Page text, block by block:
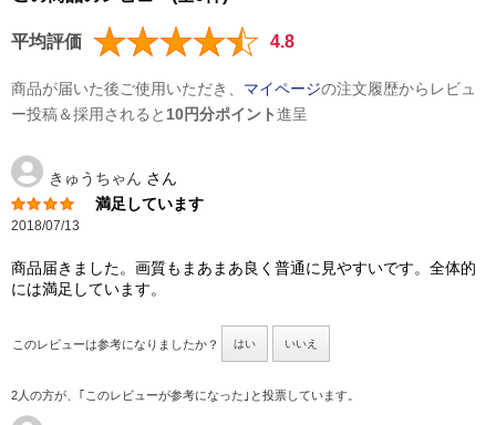
平均評価 4.8
商品が届いた後ご使用いただき、 マイページの注文履歴からレビュ
ー投稿＆採用されると 10円分ポイント進呈
きゅうちゃん さん
満足しています
2018/07/13
商品届きました。画質もまあまあ良く普通に見やすいです。全体的
には満足しています。
このレビューは参考になりましたか？ はい いいえ
2人の方が、｢このレビューが参考になった｣と投票しています。